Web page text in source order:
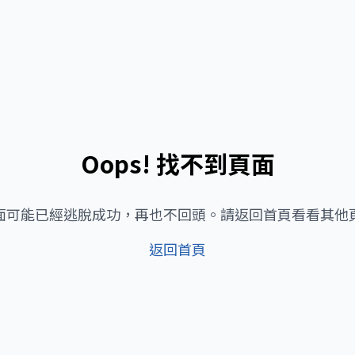
Oops! 找不到頁面
可能已經逃脫成功，再也不回頭。請返回首頁看看其他
返回首頁